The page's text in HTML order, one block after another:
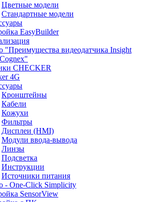
Цветные модели
Стандартные модели
EasyBuilder
"Преимущества видеодатчика Insight
CHECKER
4G
Кронштейны
Кабели
Кожухи
Фильтры
Дисплеи (HMI)
Модули ввода-вывода
Линзы
Подсветка
Инструкции
Источники питания
- One-Click Simplicity
SensorView